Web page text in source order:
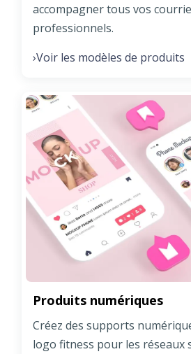
accompagner tous vos
professionnels.
›Voir les modèles de produits
Produits numériques
Créez des supports
logo fitness pour les réseaux